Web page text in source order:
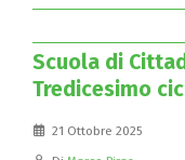
Scuola di
Tredicesimo
21 Ottobre 2025